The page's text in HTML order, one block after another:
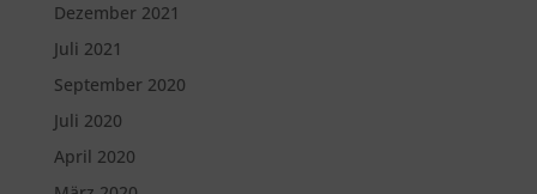
Dezember 2021
Juli 2021
September 2020
Juli 2020
April 2020